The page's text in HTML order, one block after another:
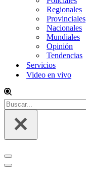
Regionales
Provinciales
Nacionales
Mundiales
Opinión
Tendencias
Servicios
Video en vivo
Buscar...
Menú
de
Menú